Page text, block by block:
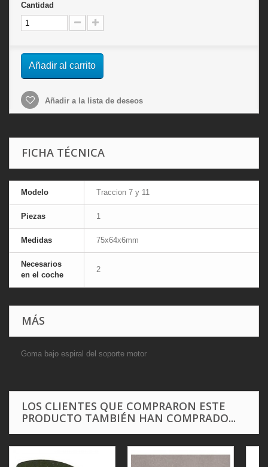
Cantidad
Añadir al carrito
Añadir a la lista de deseos
FICHA TÉCNICA
Modelo Traccion 7 y 11
Piezas 1
Medidas 75x64x6mm
Necesarios
en el coche
2
MÁS
Goma bajo espiral del soporte motor
LOS CLIENTES QUE COMPRARON ESTE
PRODUCTO TAMBIÉN HAN COMPRADO...